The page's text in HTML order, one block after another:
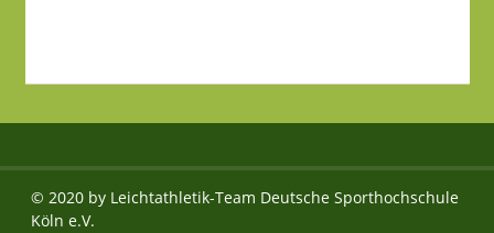
© 2020 by Leichtathletik-Team Deutsche Sporthochschule
Köln e.V.